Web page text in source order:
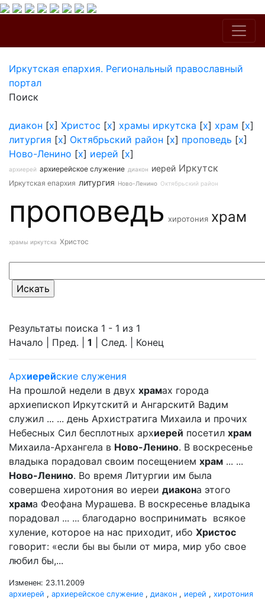
Иркутская епархия. Региональный православный
портал
Поиск
диакон [x] Христос [x] храмы иркутска [x] храм [x]
литургия [x] Октябрьский район [x] проповедь [x]
Ново-Ленино [x] иерей [x]
архиерей архиерейское служение диакон иерей Иркутск
Иркутская епархия литургия Ново-Ленино Октябрьский район
проповедь хиротония храм
храмы иркутска Христос
Результаты поиска 1 - 1 из 1
Начало | Пред. | 1 | След. | Конец
Архиерейские служения
На прошлой недели в двух храмах города
архиепископ Иркутскитй и Ангарскитй Вадим
служил ... ... день Архистратига Михаила и прочих
Небесных Сил бесплотных архиерей посетил храм
Михаила-Архангела в Ново-Ленино. В воскресенье
владыка порадовал своим посещением храм ... ...
Ново-Ленино. Во время Литургии им была
совершена хиротония во иереи диакона этого
храма Феофана Мурашева. В воскресенье владыка
порадовал ... ... благодарно воспринимать всякое
хуление, которое на нас приходит, ибо Христос
говорит: «если бы вы были от мира, мир убо свое
любил бы,...
Изменен: 23.11.2009
архиерей , архиерейское служение , диакон , иерей , хиротония